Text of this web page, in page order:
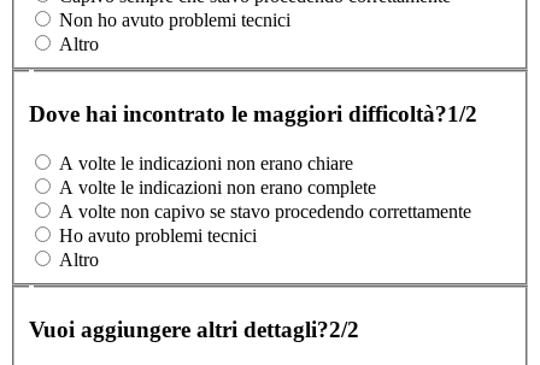
Non ho avuto problemi tecnici
Altro
Dove hai incontrato le maggiori difficoltà?1/2
A volte le indicazioni non erano chiare
A volte le indicazioni non erano complete
A volte non capivo se stavo procedendo correttamente
Ho avuto problemi tecnici
Altro
Vuoi aggiungere altri dettagli?2/2